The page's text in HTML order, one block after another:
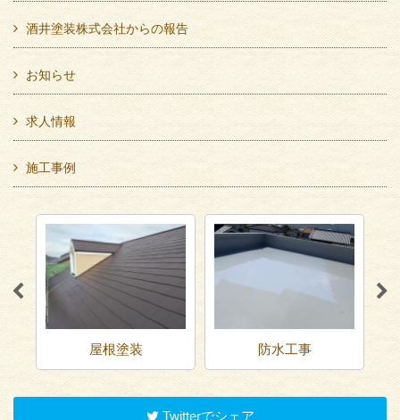
酒井塗装株式会社からの報告
お知らせ
求人情報
施工事例
屋根塗装 防水工事
Twitterでシェア